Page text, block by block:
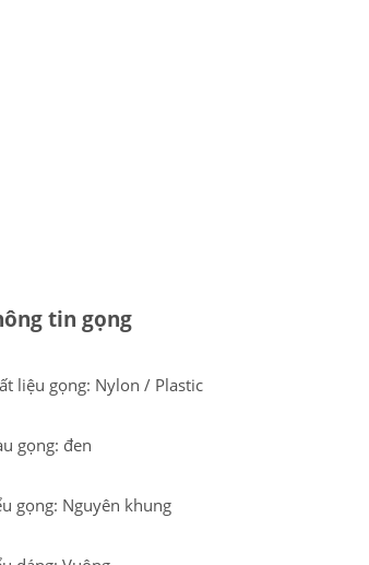
tin gọng
liệu gọng: Nylon / Plastic
gọng: đen
gọng: Nguyên khung